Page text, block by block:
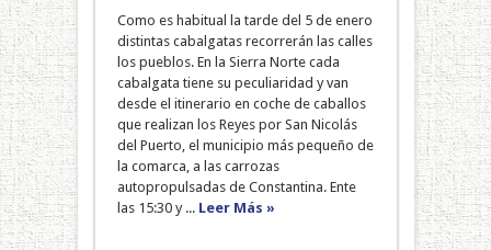
Como es habitual la tarde del 5 de enero
distintas cabalgatas recorrerán las calles
los pueblos. En la Sierra Norte cada
cabalgata tiene su peculiaridad y van
desde el itinerario en coche de caballos
que realizan los Reyes por San Nicolás
del Puerto, el municipio más pequeño de
la comarca, a las carrozas
autopropulsadas de Constantina. Ente
las 15:30 y ... Leer Más »